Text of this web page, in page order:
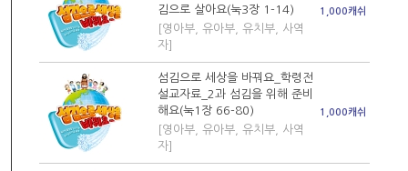
김으로 살아요(눅3장 1-14)
[영아부, 유아부, 유치부, 사역
자]
1,000캐쉬
섬김으로 세상을 바꿔요_학령전
설교자료_2과 섬김을 위해 준비
해요(눅1장 66-80)
[영아부, 유아부, 유치부, 사역
자]
1,000캐쉬